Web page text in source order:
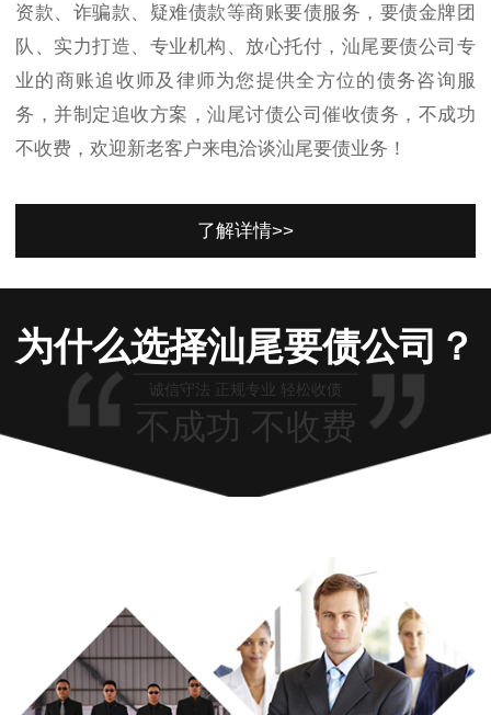
资款、诈骗款、疑难债款等商账要债服务，要债金牌团
队、实力打造、专业机构、放心托付，汕尾要债公司专
业的商账追收师及律师为您提供全方位的债务咨询服
务，并制定追收方案，汕尾讨债公司催收债务，不成功
不收费，欢迎新老客户来电洽谈汕尾要债业务！
了解详情>>
为什么选择汕尾要债公司？
诚信守法 正规专业 轻松收债
不成功 不收费